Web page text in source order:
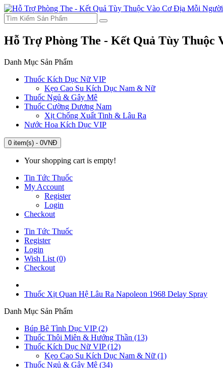
Hỗ Trợ Phòng The - Kết Quả Tùy Thuộc
Danh Mục Sản Phẩm
Thuốc Kích Dục Nữ VIP
Kẹo Cao Su Kích Dục Nam & Nữ
Thuốc Ngủ & Gây Mê
Thuốc Cường Dương Nam
Xịt Chống Xuất Tinh & Lâu Ra
Nước Hoa Kích Dục VIP
0 item(s) - 0VNĐ
Your shopping cart is empty!
Tin Tức Thuốc
My Account
Register
Login
Checkout
Tin Tức Thuốc
Register
Login
Wish List (0)
Checkout
Thuốc Xịt Quan Hệ Lâu Ra Napoleon 1968 Delay Spray
Danh Mục Sản Phẩm
Búp Bê Tình Dục VIP (2)
Thuốc Thôi Miên & Hướng Thần (13)
Thuốc Kích Dục Nữ VIP (12)
Kẹo Cao Su Kích Dục Nam & Nữ (1)
Thuốc Ngủ & Gây Mê (34)